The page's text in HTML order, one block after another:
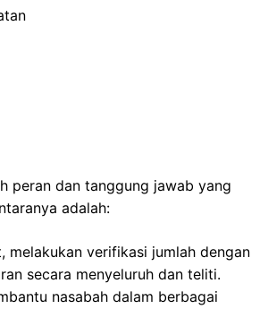
peran dan tanggung jawab yang
adalah:
melakukan verifikasi jumlah dengan
secara menyeluruh dan teliti.
nasabah dalam berbagai